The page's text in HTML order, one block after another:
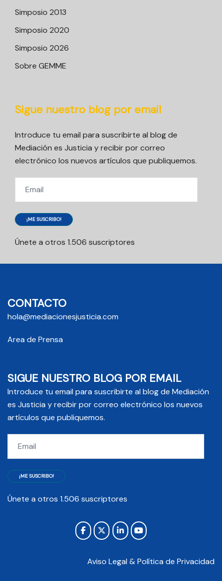
Simposio 2013
Simposio 2020
Simposio 2026
Sobre GEMME
Sigue nuestro blog por email
Introduce tu email para suscribirte al blog de
Mediación es Justicia y recibir por correo
electrónico los nuevos artículos que publiquemos.
¡ME SUSCRIBO!
Únete a otros 1.506 suscriptores
CONTACTO
hola@mediacionesjusticia.com
Area de Prensa
SIGUE NUESTRO BLOG POR EMAIL
Introduce tu email para suscribirte al blog de Mediación
es Justicia y recibir por correo electrónico los nuevos
artículos que publiquemos.
¡ME SUSCRIBO!
Únete a otros 1.506 suscriptores
Aviso Legal & Política de Privacidad